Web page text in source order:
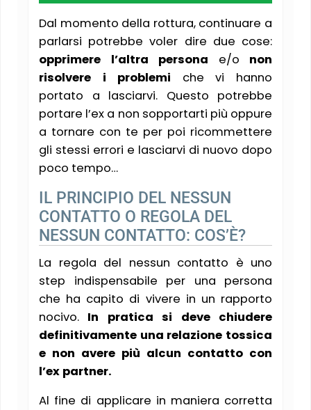
Dal momento della rottura, continuare a
parlarsi potrebbe voler dire due cose:
opprimere l’altra persona e/o non
risolvere i problemi che vi hanno
portato a lasciarvi. Questo potrebbe
portare l’ex a non sopportarti più oppure
a tornare con te per poi ricommettere
gli stessi errori e lasciarvi di nuovo dopo
poco tempo…
IL PRINCIPIO DEL NESSUN
CONTATTO O REGOLA DEL
NESSUN CONTATTO: COS’È?
La regola del nessun contatto è uno
step indispensabile per una persona
che ha capito di vivere in un rapporto
nocivo. In pratica si deve chiudere
definitivamente una relazione tossica
e non avere più alcun contatto con
l’ex partner.
Al fine di applicare in maniera corretta